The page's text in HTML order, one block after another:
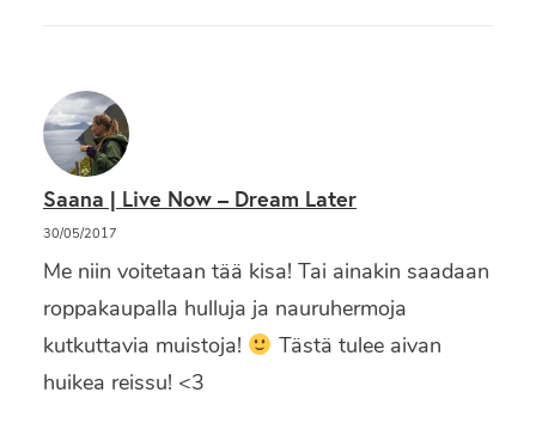
Saana | Live Now – Dream Later
30/05/2017
Me niin voitetaan tää kisa! Tai ainakin saadaan
roppakaupalla hulluja ja nauruhermoja
kutkuttavia muistoja!
Tästä tulee aivan
huikea reissu! <3